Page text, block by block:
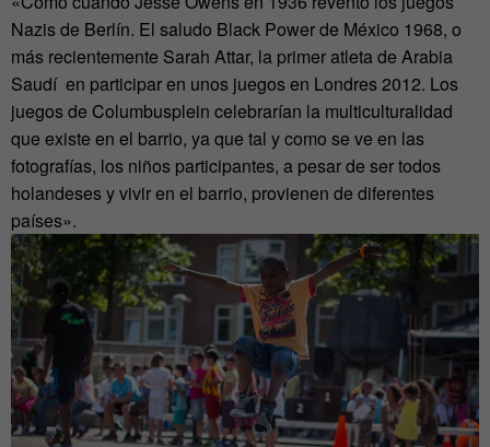
Nazis de Berlín. El saludo Black Power de México 1968, o
más recientemente Sarah Attar, la primer atleta de Arabia
Saudí en participar en unos juegos en Londres 2012. Los
juegos de Columbusplein celebrarían la multiculturalidad
que existe en el barrio, ya que tal y como se ve en las
fotografías, los niños participantes, a pesar de ser todos
holandeses y vivir en el barrio, provienen de diferentes
países».